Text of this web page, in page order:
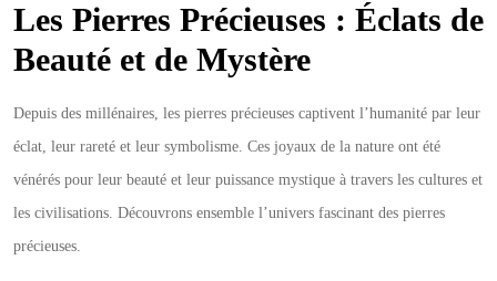
Les Pierres Précieuses : Éclats de
Beauté et de Mystère
Depuis des millénaires, les pierres précieuses captivent l’humanité par leur
éclat, leur rareté et leur symbolisme. Ces joyaux de la nature ont été
vénérés pour leur beauté et leur puissance mystique à travers les cultures et
les civilisations. Découvrons ensemble l’univers fascinant des pierres
précieuses.